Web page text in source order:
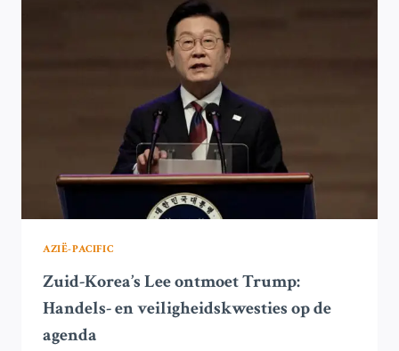
JONG-
UN
TE
ONTMOETEN
AZIË-PACIFIC
Zuid-Korea’s Lee ontmoet Trump:
Handels- en veiligheidskwesties op de
agenda